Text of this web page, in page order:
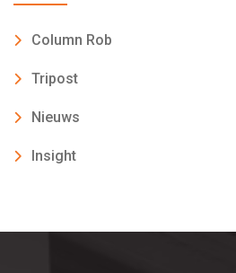
Column Rob
Tripost
Nieuws
Insight